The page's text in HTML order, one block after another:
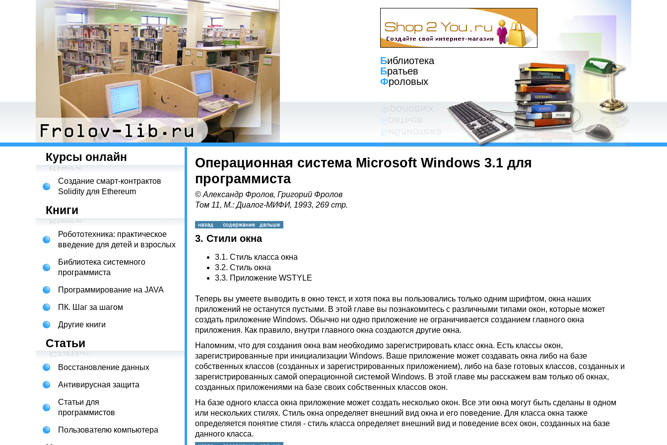
Библиотека
Братьев
Фроловых
Курсы онлайн
Создание смарт-контрактов
Solidity для Ethereum
Книги
Робототехника: практическое
введение для детей и взрослых
Библиотека системного
программиста
Программирование на JAVA
ПК. Шаг за шагом
Другие книги
Статьи
Восстановление данных
Антивирусная защита
Статьи для
программистов
Пользователю компьютера
Операционная система Microsoft Windows 3.1 для
программиста
© Александр Фролов, Григорий Фролов
Том 11, М.: Диалог-МИФИ, 1993, 269 стр.
3. Стили окна
3.1. Стиль класса окна
3.2. Стиль окна
3.3. Приложение WSTYLE
Теперь вы умеете выводить в окно текст, и хотя пока вы пользовались только одним шрифтом, окна наших
приложений не останутся пустыми. В этой главе вы познакомитесь с различными типами окон, которые может
создать приложение Windows. Обычно ни одно приложение не ограничивается созданием главного окна
приложения. Как правило, внутри главного окна создаются другие окна.
Напомним, что для создания окна вам необходимо зарегистрировать класс окна. Есть классы окон,
зарегистрированные при инициализации Windows. Ваше приложение может создавать окна либо на базе
собственных классов (созданных и зарегистрированных приложением), либо на базе готовых классов, созданных и
зарегистрированных самой операционной системой Windows. В этой главе мы расскажем вам только об окнах,
созданных приложениями на базе своих собственных классов окон.
На базе одного класса окна приложение может создать несколько окон. Все эти окна могут быть сделаны в одном
или нескольких стилях. Стиль окна определяет внешний вид окна и его поведение. Для класса окна также
определяется понятие стиля - стиль класса определяет внешний вид и поведение всех окон, созданных на базе
данного класса.